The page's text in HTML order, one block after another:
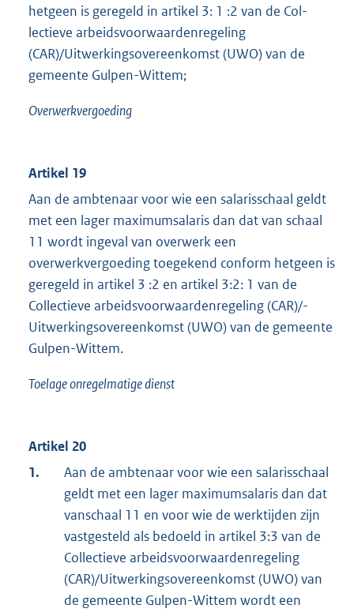
hetgeen is geregeld in artikel 3: 1 :2 van de Col-
lectieve arbeidsvoorwaardenregeling
(CAR)/Uitwerkingsovereenkomst (UWO) van de
gemeente Gulpen-Wittem;
Overwerkvergoeding
Artikel 19
Aan de ambtenaar voor wie een salarisschaal geldt
met een lager maximumsalaris dan dat van schaal
11 wordt ingeval van overwerk een
overwerkvergoeding toegekend conform hetgeen is
geregeld in artikel 3 :2 en artikel 3:2: 1 van de
Collectieve arbeidsvoorwaardenregeling (CAR)/-
Uitwerkingsovereenkomst (UWO) van de gemeente
Gulpen-Wittem.
Toelage onregelmatige dienst
Artikel 20
1.
Aan de ambtenaar voor wie een salarisschaal
geldt met een lager maximumsalaris dan dat
vanschaal 11 en voor wie de werktijden zijn
vastgesteld als bedoeld in artikel 3:3 van de
Collectieve arbeidsvoorwaardenregeling
(CAR)/Uitwerkingsovereenkomst (UWO) van
de gemeente Gulpen-Wittem wordt een